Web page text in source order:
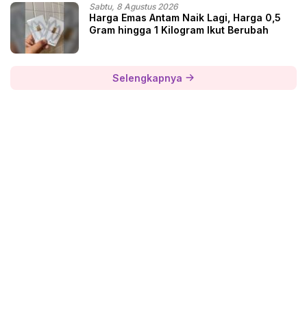
Sabtu, 8 Agustus 2026
Harga Emas Antam Naik Lagi, Harga 0,5
Gram hingga 1 Kilogram Ikut Berubah
Selengkapnya